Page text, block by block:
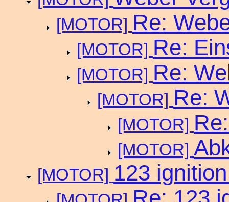
[MOTOR] Re:
[MOTOR] Re:
[MOTOR] Re:
[MOTOR] Re:
[MOTOR]
[MOTOR]
[MOTOR] 123